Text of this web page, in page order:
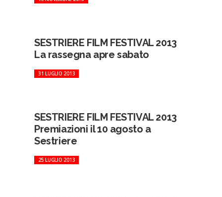
SESTRIERE FILM FESTIVAL 2013
La rassegna apre sabato
31 LUGLIO 2013
SESTRIERE FILM FESTIVAL 2013
Premiazioni il 10 agosto a
Sestriere
25 LUGLIO 2013